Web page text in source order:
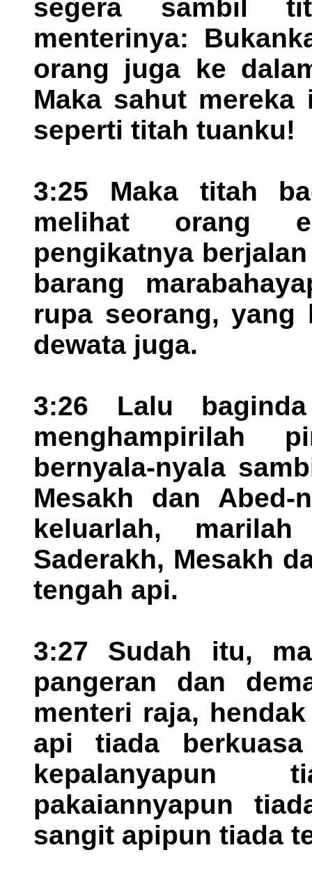
segera sambil
menterinya:
orang juga ke
Maka sahut mereka
seperti titah tuanku!
3:25 Maka titah
melihat orang
pengikatnya
barang
rupa seorang, yang
dewata juga.
3:26 Lalu
bernyala-nyala
Mesakh dan Abed-
keluarlah,
Saderakh, Mesakh
tengah api.
3:27 Sudah itu,
pangeran dan
menteri raja,
api tiada
pakaiannyapun
sangit apipun tiada